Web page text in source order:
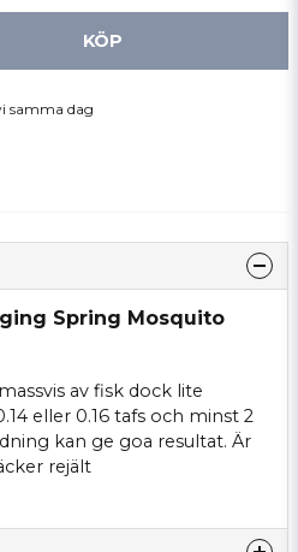
KÖP
samma dag
Spring Mosquito
av fisk dock lite
eller 0.16 tafs och minst 2
kan ge goa resultat. Är
rejält